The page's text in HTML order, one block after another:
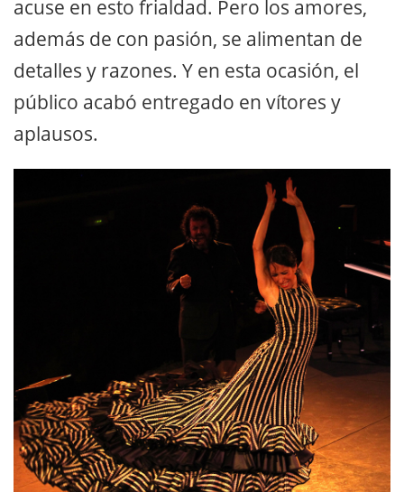
acuse en esto frialdad. Pero los amores,
además de con pasión, se alimentan de
detalles y razones. Y en esta ocasión, el
público acabó entregado en vítores y
aplausos.